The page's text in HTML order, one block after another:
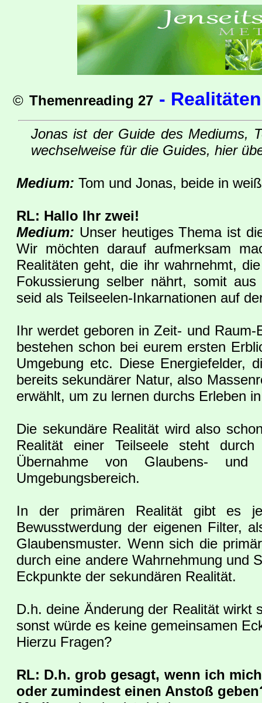
© Themenreading 27 -
Jonas ist der Guide des Mediums,
wechselweise für die Guides, hier
Medium: Tom und Jonas, beide in
RL: Hallo Ihr zwei!
Medium: Unser heutiges Thema ist
Wir möchten darauf aufmerksam
Realitäten geht, die ihr wahrnehmt,
Fokussierung selber nährt, somit
seid als Teilseelen-Inkarnationen auf
Ihr werdet geboren in Zeit- und
bestehen schon bei eurem ersten
Umgebung etc. Diese Energiefelder,
bereits sekundärer Natur, also
erwählt, um zu lernen durchs Erleben
Die sekundäre Realität wird also
Realität einer Teilseele steht
Übernahme von Glaubens-
Umgebungsbereich.
In der primären Realität gibt es
Bewusstwerdung der eigenen Filter,
Glaubensmuster. Wenn sich die
durch eine andere Wahrnehmung und
Eckpunkte der sekundären Realität.
D.h. deine Änderung der Realität wirkt
sonst würde es keine gemeinsamen
Hierzu Fragen?
RL: D.h. grob gesagt, wenn ich
oder zumindest einen Anstoß